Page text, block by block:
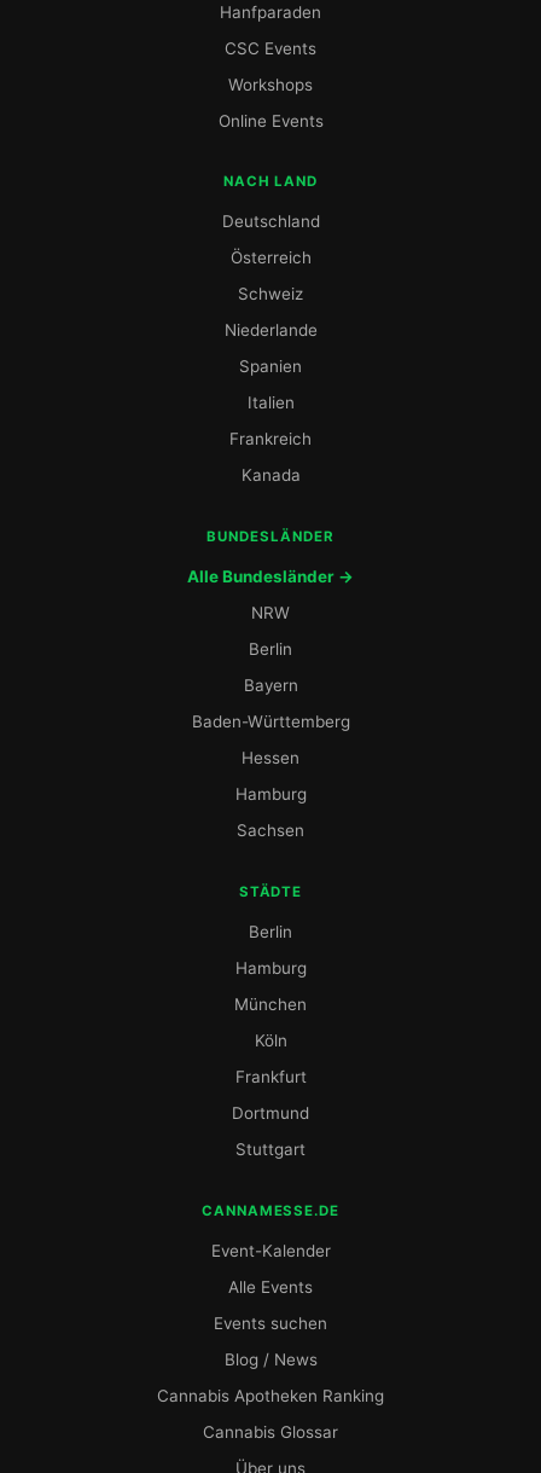
Hanfparaden
CSC Events
Workshops
Online Events
NACH LAND
Deutschland
Österreich
Schweiz
Niederlande
Spanien
Italien
Frankreich
Kanada
BUNDESLÄNDER
Alle Bundesländer →
NRW
Berlin
Bayern
Baden-Württemberg
Hessen
Hamburg
Sachsen
STÄDTE
Berlin
Hamburg
München
Köln
Frankfurt
Dortmund
Stuttgart
CANNAMESSE.DE
Event-Kalender
Alle Events
Events suchen
Blog / News
Cannabis Apotheken Ranking
Cannabis Glossar
Über uns